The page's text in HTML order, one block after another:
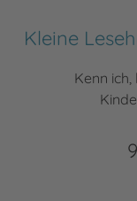
Kleine
Kenn